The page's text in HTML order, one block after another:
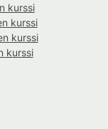
kurssi
kurssi
kurssi
kurssi